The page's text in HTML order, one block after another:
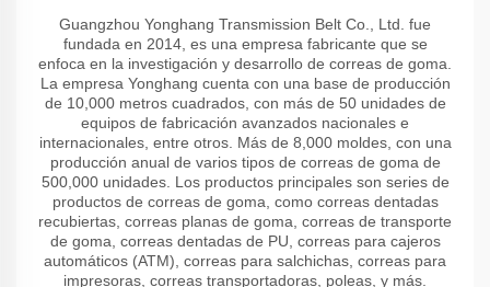
Guangzhou Yonghang Transmission Belt Co., Ltd. fue
fundada en 2014, es una empresa fabricante que se
enfoca en la investigación y desarrollo de correas de goma.
La empresa Yonghang cuenta con una base de producción
de 10,000 metros cuadrados, con más de 50 unidades de
equipos de fabricación avanzados nacionales e
internacionales, entre otros. Más de 8,000 moldes, con una
producción anual de varios tipos de correas de goma de
500,000 unidades. Los productos principales son series de
productos de correas de goma, como correas dentadas
recubiertas, correas planas de goma, correas de transporte
de goma, correas dentadas de PU, correas para cajeros
automáticos (ATM), correas para salchichas, correas para
impresoras, correas transportadoras, poleas, y más.